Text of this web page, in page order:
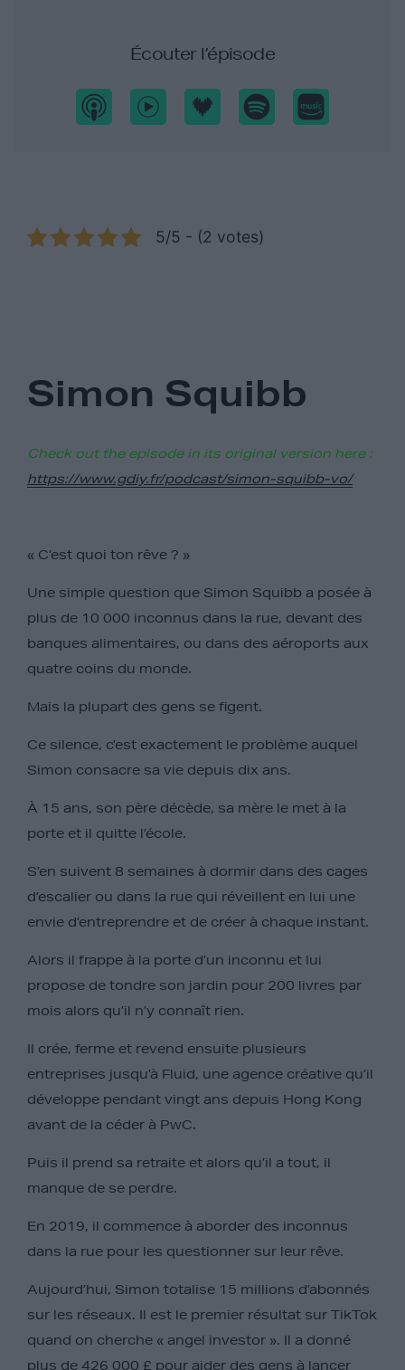
Écouter l’épisode
5/5 - (2 votes)
Simon Squibb
Check out the episode in its original version here :
https://www.gdiy.fr/podcast/simon-squibb-vo/
« C’est quoi ton rêve ? »
Une simple question que Simon Squibb a posée à
plus de 10 000 inconnus dans la rue, devant des
banques alimentaires, ou dans des aéroports aux
quatre coins du monde.
Mais la plupart des gens se figent.
Ce silence, c’est exactement le problème auquel
Simon consacre sa vie depuis dix ans.
À 15 ans, son père décède, sa mère le met à la
porte et il quitte l’école.
S’en suivent 8 semaines à dormir dans des cages
d’escalier ou dans la rue qui réveillent en lui une
envie d’entreprendre et de créer à chaque instant.
Alors il frappe à la porte d’un inconnu et lui
propose de tondre son jardin pour 200 livres par
mois alors qu’il n’y connaît rien.
Il crée, ferme et revend ensuite plusieurs
entreprises jusqu’à Fluid, une agence créative qu’il
développe pendant vingt ans depuis Hong Kong
avant de la céder à PwC.
Puis il prend sa retraite et alors qu’il a tout, il
manque de se perdre.
En 2019, il commence à aborder des inconnus
dans la rue pour les questionner sur leur rêve.
Aujourd’hui, Simon totalise 15 millions d’abonnés
sur les réseaux. Il est le premier résultat sur TikTok
quand on cherche « angel investor ». Il a donné
plus de 426 000 £ pour aider des gens à lancer